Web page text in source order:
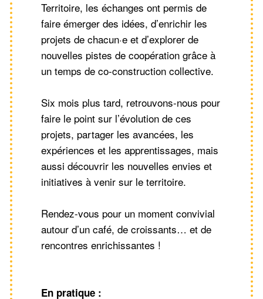
Territoire, les échanges ont permis de
faire émerger des idées, d’enrichir les
projets de chacun·e et d’explorer de
nouvelles pistes de coopération grâce à
un temps de co-construction collective.
Six mois plus tard, retrouvons-nous pour
faire le point sur l’évolution de ces
projets, partager les avancées, les
expériences et les apprentissages, mais
aussi découvrir les nouvelles envies et
initiatives à venir sur le territoire.
Rendez-vous pour un moment convivial
autour d’un café, de croissants… et de
rencontres enrichissantes !
En pratique :